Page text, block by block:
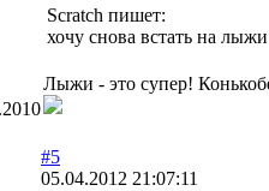
Scratch пишет:
хочу снова встать на лыжи
Лыжи - это супер!
#5
05.04.2012 21:07:11